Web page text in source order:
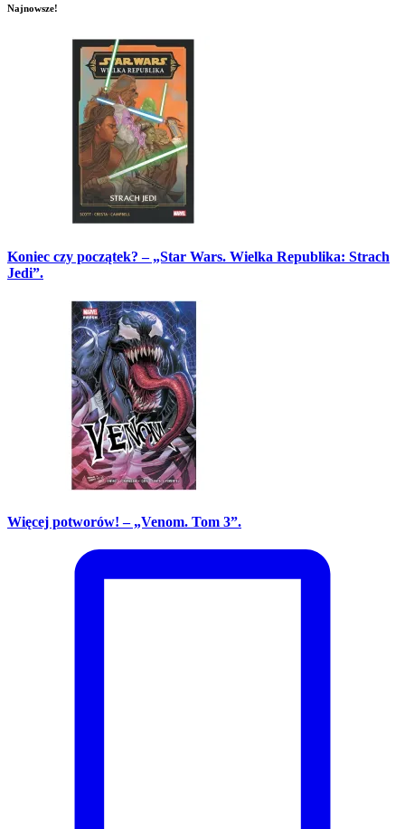
Najnowsze!
Koniec czy początek? – „Star Wars. Wielka Republika: Strach
Jedi”.
Więcej potworów! – „Venom. Tom 3”.